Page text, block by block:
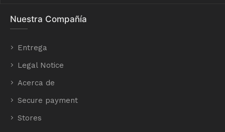
Nuestra Compañía
Entrega
Legal Notice
Acerca de
Secure payment
Stores